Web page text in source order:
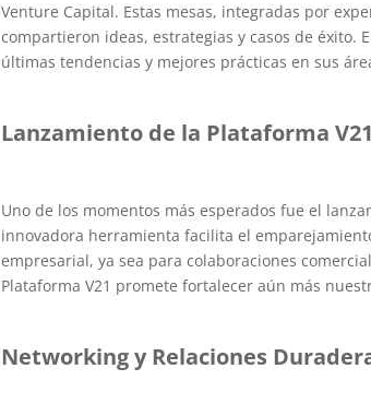
Venture Capital. Estas mesas, integradas por
compartieron ideas, estrategias y casos de éxito.
últimas tendencias y mejores prácticas en sus
Lanzamiento de la Plataforma
Uno de los momentos más esperados fue el
innovadora herramienta facilita el
empresarial, ya sea para colaboraciones
Plataforma V21 promete fortalecer aún más
Networking y Relaciones